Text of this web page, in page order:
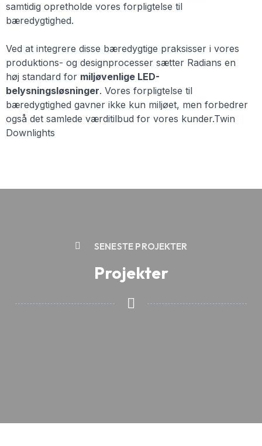
samtidig opretholde vores forpligtelse til
bæredygtighed.
Ved at integrere disse bæredygtige praksisser i vores
produktions- og designprocesser sætter Radians en
høj standard for miljøvenlige LED-
belysningsløsninger. Vores forpligtelse til
bæredygtighed gavner ikke kun miljøet, men forbedrer
også det samlede værditilbud for vores kunder.Twin
Downlights
SENESTE PROJEKTER
Projekter